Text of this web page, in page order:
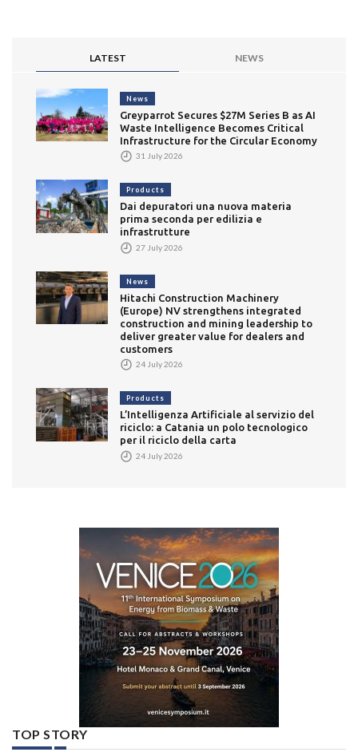
LATEST NEWS
News
Greyparrot Secures $27M Series B as AI
Waste Intelligence Becomes Critical
Infrastructure for the Circular Economy
31 July 2026
Products
Dai depuratori una nuova materia
prima seconda per edilizia e
infrastrutture
27 July 2026
News
Hitachi Construction Machinery
(Europe) NV strengthens integrated
construction and mining leadership to
deliver greater value for dealers and
customers
24 July 2026
Products
L’Intelligenza Artificiale al servizio del
riciclo: a Catania un polo tecnologico
per il riciclo della carta
24 July 2026
TOP STORY